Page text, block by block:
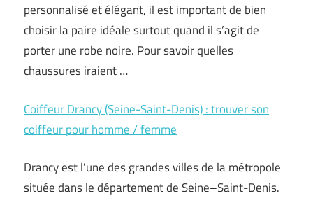
personnalisé et élégant, il est important de bien
choisir la paire idéale surtout quand il s’agit de
porter une robe noire. Pour savoir quelles
chaussures iraient …
Coiffeur Drancy (Seine-Saint-Denis) : trouver son
coiffeur pour homme / femme
Drancy est l’une des grandes villes de la métropole
située dans le département de Seine–Saint-Denis.